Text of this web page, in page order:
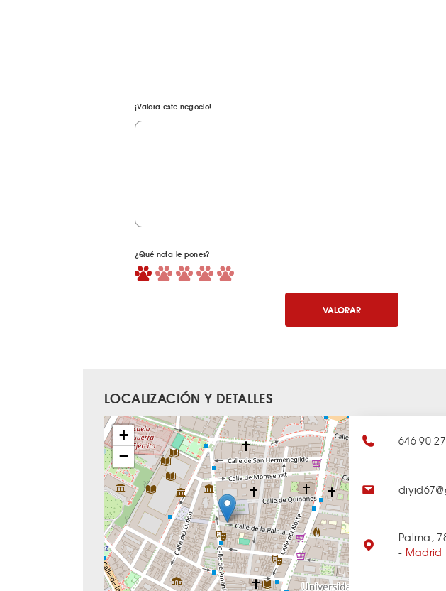
¡Valora este negocio!
¿Qué nota le pones?
VALORAR
LOCALIZACIÓN Y DETALLES
+
−
646 90
Palma,
- Madrid